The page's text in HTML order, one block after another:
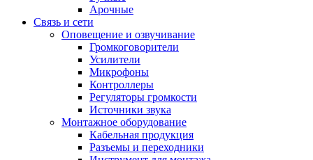
Арочные
Связь и сети
Оповещение и озвучивание
Громкоговорители
Усилители
Микрофоны
Контроллеры
Регуляторы громкости
Источники звука
Монтажное оборудование
Кабельная продукция
Разъемы и переходники